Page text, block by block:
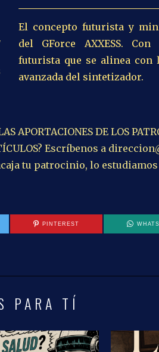
El concepto futurista y
del GForce AXXESS.
futurista que se alinea con
avanzada del sintetizador.
APORTACIONES DE LOS
Escríbenos a
tu patrocinio, lo
PINTEREST
PARA TÍ